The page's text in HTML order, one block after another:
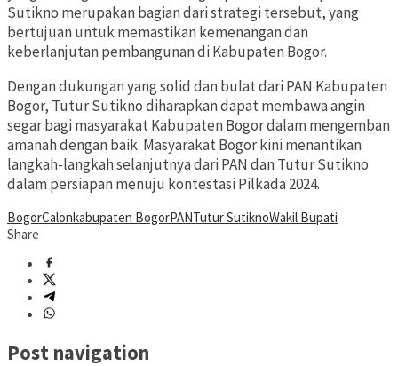
Sutikno merupakan bagian dari strategi tersebut, yang
bertujuan untuk memastikan kemenangan dan
keberlanjutan pembangunan di Kabupaten Bogor.
Dengan dukungan yang solid dan bulat dari PAN Kabupaten
Bogor, Tutur Sutikno diharapkan dapat membawa angin
segar bagi masyarakat Kabupaten Bogor dalam mengemban
amanah dengan baik. Masyarakat Bogor kini menantikan
langkah-langkah selanjutnya dari PAN dan Tutur Sutikno
dalam persiapan menuju kontestasi Pilkada 2024.
BogorCalonkabupaten BogorPANTutur SutiknoWakil Bupati
Share
Post navigation